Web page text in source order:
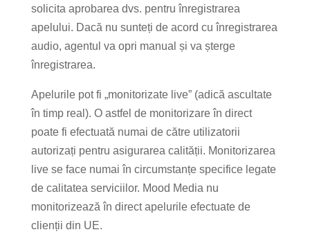
solicita aprobarea dvs. pentru înregistrarea
apelului. Dacă nu sunteți de acord cu înregistrarea
audio, agentul va opri manual și va șterge
înregistrarea.
Apelurile pot fi „monitorizate live” (adică ascultate
în timp real). O astfel de monitorizare în direct
poate fi efectuată numai de către utilizatorii
autorizați pentru asigurarea calității. Monitorizarea
live se face numai în circumstanțe specifice legate
de calitatea serviciilor. Mood Media nu
monitorizează în direct apelurile efectuate de
clienții din UE.